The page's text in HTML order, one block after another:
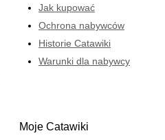
Jak kupować
Ochrona nabywców
Historie Catawiki
Warunki dla nabywcy
Moje Catawiki